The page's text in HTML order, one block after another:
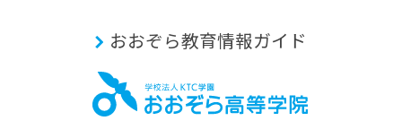
おおぞら教育情報ガイド